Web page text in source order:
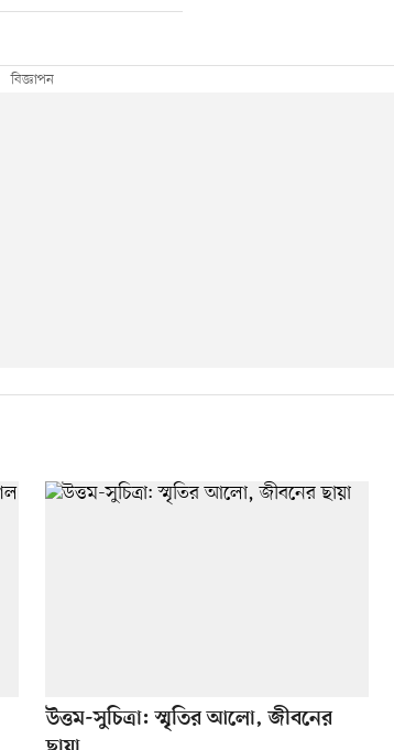
উত্তম-সুচিত্রা: স্মৃতির আলো, জীবনের